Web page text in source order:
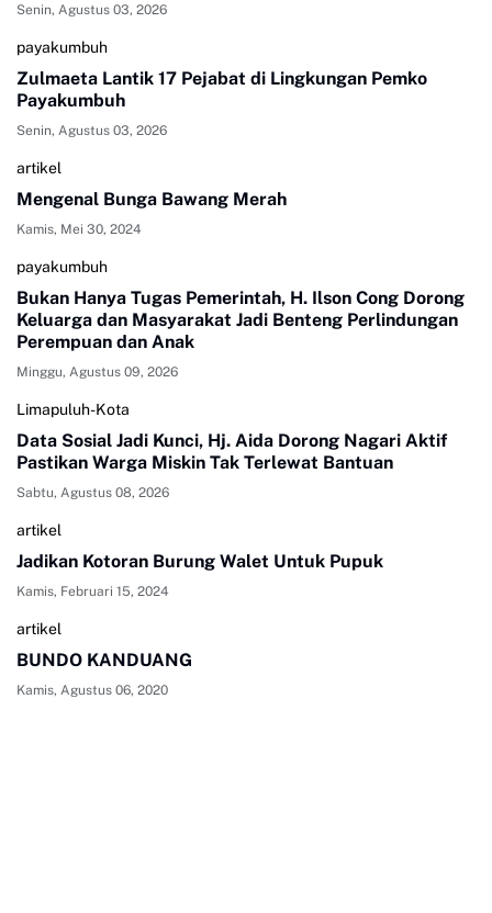
Senin, Agustus 03, 2026
payakumbuh
Zulmaeta Lantik 17 Pejabat di Lingkungan Pemko
Payakumbuh
Senin, Agustus 03, 2026
artikel
Mengenal Bunga Bawang Merah
Kamis, Mei 30, 2024
payakumbuh
Bukan Hanya Tugas Pemerintah, H. Ilson Cong Dorong
Keluarga dan Masyarakat Jadi Benteng Perlindungan
Perempuan dan Anak
Minggu, Agustus 09, 2026
Limapuluh-Kota
Data Sosial Jadi Kunci, Hj. Aida Dorong Nagari Aktif
Pastikan Warga Miskin Tak Terlewat Bantuan
Sabtu, Agustus 08, 2026
artikel
Jadikan Kotoran Burung Walet Untuk Pupuk
Kamis, Februari 15, 2024
artikel
BUNDO KANDUANG
Kamis, Agustus 06, 2020